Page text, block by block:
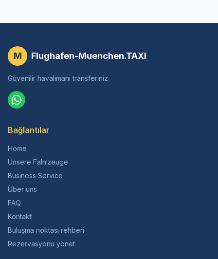
M Flughafen-Muenchen.TAXI
Güvenilir havalimanı transferiniz
Bağlantılar
Home
Unsere Fahrzeuge
Business Service
Über uns
FAQ
Kontakt
Buluşma noktası rehberi
Rezervasyonu yönet